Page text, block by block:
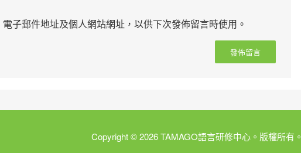
子郵件地址及個人網站網址，以供下次發佈留言時使用。
Copyright © 2026 TAMAGO語言研修中心。版權所有。